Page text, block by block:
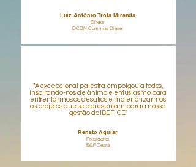
Luiz Antônio Trota Miranda
Diretor
DCDN Cummins Diesel
"A excepcional palestra empolgou a todos,
inspirando-nos de ânimo e entusiasmo para
enfrentarmos os desafios e materializarmos
os projetos que se apresentam para a nossa
gestão do IBEF-CE."
Renato Aguiar
Presidente
IBEF Ceará